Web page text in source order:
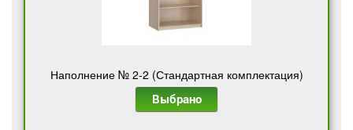
Наполнение № 2-2 (Стандартная комплектация)
Выбрано